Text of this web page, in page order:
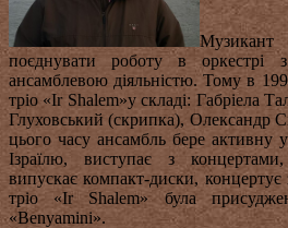
поєднувати роботу в оркестрі
ансамблевою діяльністю. Тому в
тріо «Ir Shalem»у складі: Габріела
Глуховський (скрипка), Олександр
цього часу ансамбль бере активну
Ізраїлю, виступає з
випускає компакт-диски,
тріо «Ir Shalem» була
«Benyamini».